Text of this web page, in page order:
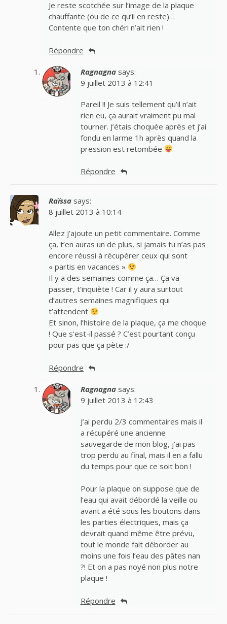
Je reste scotchée sur l’image de la plaque
chauffante (ou de ce qu’il en reste)…
Contente que ton chéri n’ait rien !
Répondre
Ragnagna says:
9 juillet 2013 à 12:41
Pareil !! Je suis tellement qu’il n’ait
rien eu, ça aurait vraiment pu mal
tourner. J’étais choquée après et j’ai
fondu en larme 1h après quand la
pression est retombée
Répondre
Raïssa says:
8 juillet 2013 à 10:14
Allez j’ajoute un petit commentaire. Comme
ça, t’en auras un de plus, si jamais tu n’as pas
encore réussi à récupérer ceux qui sont
« partis en vacances »
Il y a des semaines comme ça… Ça va
passer, t’inquiète ! Car il y aura surtout
d’autres semaines magnifiques qui
t’attendent
Et sinon, l’histoire de la plaque, ça me choque
! Que s’est-il passé ? C’est pourtant conçu
pour pas que ça pète :/
Répondre
Ragnagna says:
9 juillet 2013 à 12:43
J’ai perdu 2/3 commentaires mais il
a récupéré une ancienne
sauvegarde de mon blog, j’ai pas
trop perdu au final, mais il en a fallu
du temps pour que ce soit bon !
Pour la plaque on suppose que de
l’eau qui avait débordé la veille ou
avant a été sous les boutons dans
les parties électriques, mais ça
devrait quand même être prévu,
tout le monde fait déborder au
moins une fois l’eau des pâtes nan
?! Et on a pas noyé non plus notre
plaque !
Répondre